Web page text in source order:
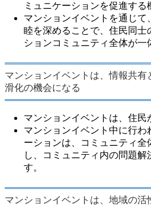
ミュニケーションを促進する
マンションイベントを通じ
睦を深めることで、住民同士
ションコミュニティ全体が一
マンションイベントは、情報共有
滑化の機会になる
マンションイベントは、住民
マンションイベント中に行
ーションは、コミュニティ全
し、コミュニティ内の問題解
す。
マンションイベントは、地域の活